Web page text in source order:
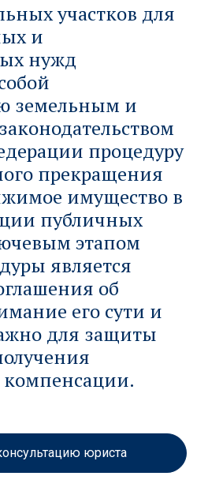
участков для
и
нужд
земельным и
процедуру
прекращения
имущество в
публичных
этапом
является
об
его сути и
для защиты
компенсации.
юриста